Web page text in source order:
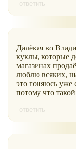
ответить
Далёкая во
куклы, которые
магазинах
люблю всяких,
это гоняюсь уже
потому что
ответить